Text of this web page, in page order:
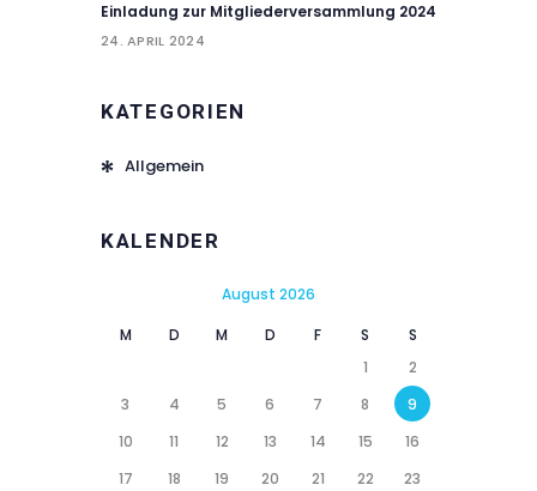
Einladung zur Mitgliederversammlung 2024
24. APRIL 2024
KATEGORIEN
Allgemein
KALENDER
August 2026
M D M D F S
S
1
2
3
4 5 6 7 8
9
10
11 12 13 14 15
16
17
18 19 20 21 22
23